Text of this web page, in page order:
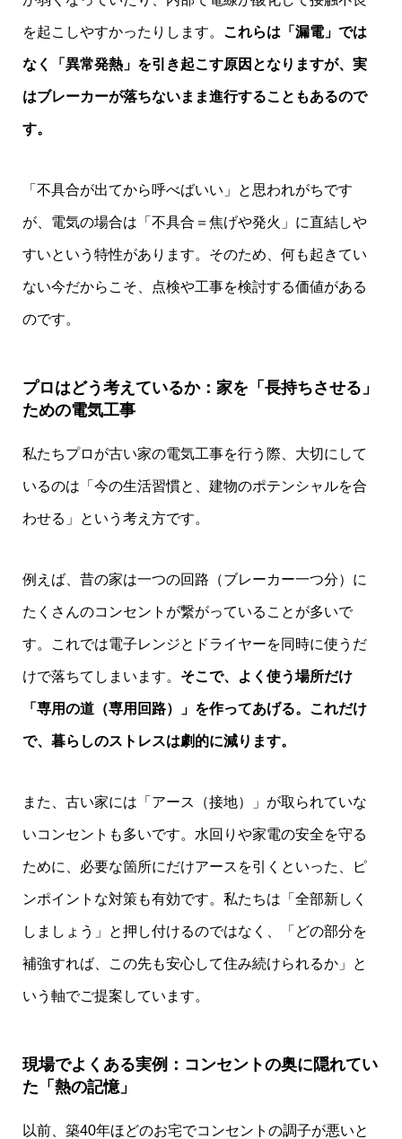
を起こしやすかったりします。 これらは「漏電」では
なく「異常発熱」を引き起こす原因となりますが、実
はブレーカーが落ちないまま進行することもあるので
す。
「不具合が出てから呼べばいい」と思われがちです
が、電気の場合は「不具合＝焦げや発火」に直結しや
すいという特性があります。そのため、何も起きてい
ない今だからこそ、点検や工事を検討する価値がある
のです。
プロはどう考えているか：家を「長持ちさせる」
ための電気工事
私たちプロが古い家の電気工事を行う際、大切にして
いるのは「今の生活習慣と、建物のポテンシャルを合
わせる」という考え方です。
例えば、昔の家は一つの回路（ブレーカー一つ分）に
たくさんのコンセントが繋がっていることが多いで
す。これでは電子レンジとドライヤーを同時に使うだ
けで落ちてしまいます。 そこで、よく使う場所だけ
「専用の道（専用回路）」を作ってあげる。これだけ
で、暮らしのストレスは劇的に減ります。
また、古い家には「アース（接地）」が取られていな
いコンセントも多いです。水回りや家電の安全を守る
ために、必要な箇所にだけアースを引くといった、ピ
ンポイントな対策も有効です。私たちは「全部新しく
しましょう」と押し付けるのではなく、「どの部分を
補強すれば、この先も安心して住み続けられるか」と
いう軸でご提案しています。
現場でよくある実例：コンセントの奥に隠れてい
た「熱の記憶」
以前、築40年ほどのお宅でコンセントの調子が悪いと